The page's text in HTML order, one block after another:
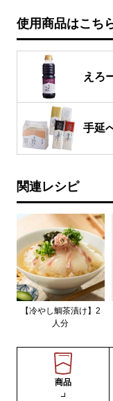
使用商品はこち
えろ
手延
関連レシピ
【冷やし鯛茶漬け】2
人分
商品